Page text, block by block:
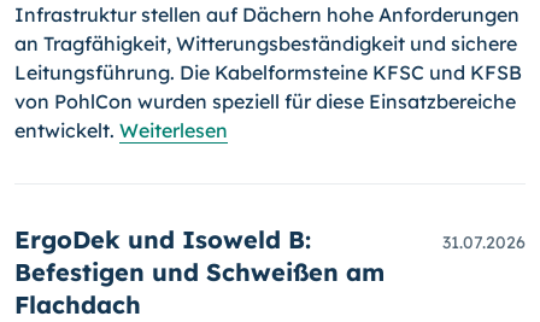
Infrastruktur stellen auf Dächern hohe Anforderungen
an Tragfähigkeit, Witterungsbeständigkeit und sichere
Leitungsführung. Die Kabelformsteine KFSC und KFSB
von PohlCon wurden speziell für diese Einsatzbereiche
entwickelt. Weiterlesen
ErgoDek und Isoweld B:
Befestigen und Schweißen am
Flachdach
31.07.2026